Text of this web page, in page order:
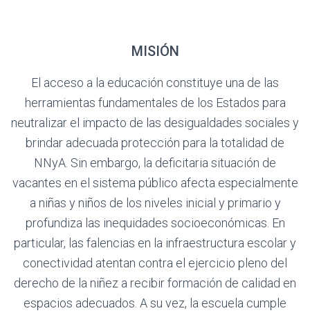
MISIÓN
El acceso a la educación constituye una de las
herramientas fundamentales de los Estados para
neutralizar el impacto de las desigualdades sociales y
brindar adecuada protección para la totalidad de
NNyA. Sin embargo, la deficitaria situación de
vacantes en el sistema público afecta especialmente
a niñas y niños de los niveles inicial y primario y
profundiza las inequidades socioeconómicas. En
particular, las falencias en la infraestructura escolar y
conectividad atentan contra el ejercicio pleno del
derecho de la niñez a recibir formación de calidad en
espacios adecuados. A su vez, la escuela cumple